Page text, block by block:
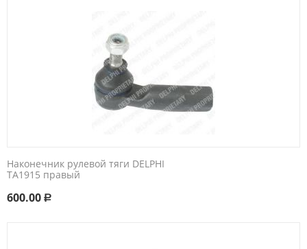
Наконечник рулевой тяги DELPHI
TA1915 правый
600.00 Р